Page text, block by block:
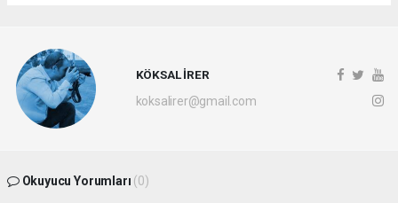
KÖKSAL İRER
koksalirer@gmail.com
Okuyucu Yorumları (0)